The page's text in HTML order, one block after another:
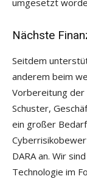
umgesetzt
Nächste
Seitdem
anderem beim
Vorbereitung der
Schuster,
ein großer
DARA an. Wir
Technologie im